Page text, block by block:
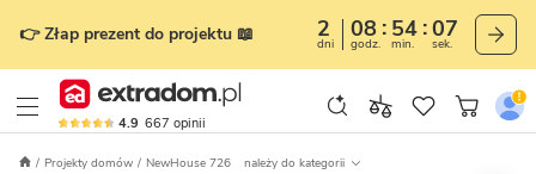
👉 Złap prezent do projektu 📖 2
dni
08
godz.
54
min.
06
sek.
4.9 667 opinii
Projekty domów NewHouse 726 należy do kategorii